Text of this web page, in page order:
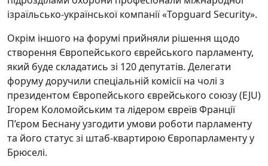
ізраїльсько-української компанії «Topguard Security».
Окрім іншого на форумі прийняли рішення щодо
створення Європейського єврейського парламенту,
який буде складатись зі 120 депутатів. Делегати
форуму доручили спеціальній комісії на чолі з
президентом Європейського єврейського союзу (EJU)
Ігорем Коломойським та лідером євреїв Франції
П’єром Беснану узгодити умови роботи парламенту
та його статус зі штаб-квартирою Європарламенту у
Брюселі.